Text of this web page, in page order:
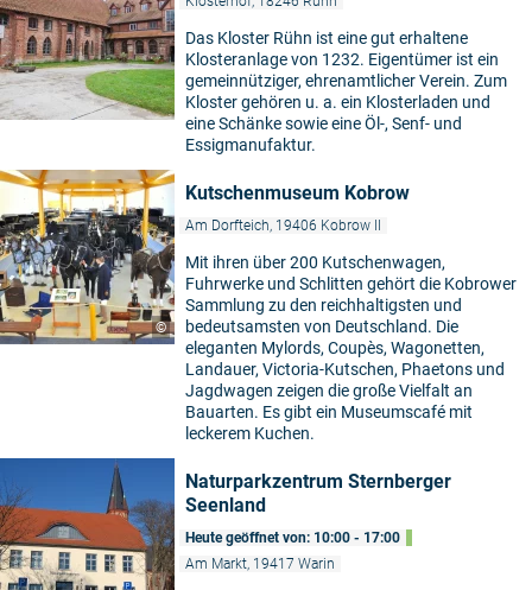
Das Kloster Rühn ist eine gut erhaltene
Klosteranlage von 1232. Eigentümer ist ein
gemeinnütziger, ehrenamtlicher Verein. Zum
Kloster gehören u. a. ein Klosterladen und
eine Schänke sowie eine Öl-, Senf- und
Essigmanufaktur.
©
Kutschenmuseum Kobrow
Am Dorfteich, 19406 Kobrow II
Mit ihren über 200 Kutschenwagen,
Fuhrwerke und Schlitten gehört die Kobrower
Sammlung zu den reichhaltigsten und
bedeutsamsten von Deutschland. Die
eleganten Mylords, Coupès, Wagonetten,
Landauer, Victoria-Kutschen, Phaetons und
Jagdwagen zeigen die große Vielfalt an
Bauarten. Es gibt ein Museumscafé mit
leckerem Kuchen.
Naturparkzentrum Sternberger
Seenland
Heute geöffnet von: 10:00 - 17:00
Am Markt, 19417 Warin